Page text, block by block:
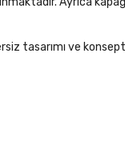
tasarımı ve